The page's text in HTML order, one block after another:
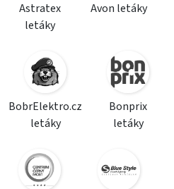
Astratex
letáky
Avon letáky
BobrElektro.cz
letáky
Bonprix
letáky